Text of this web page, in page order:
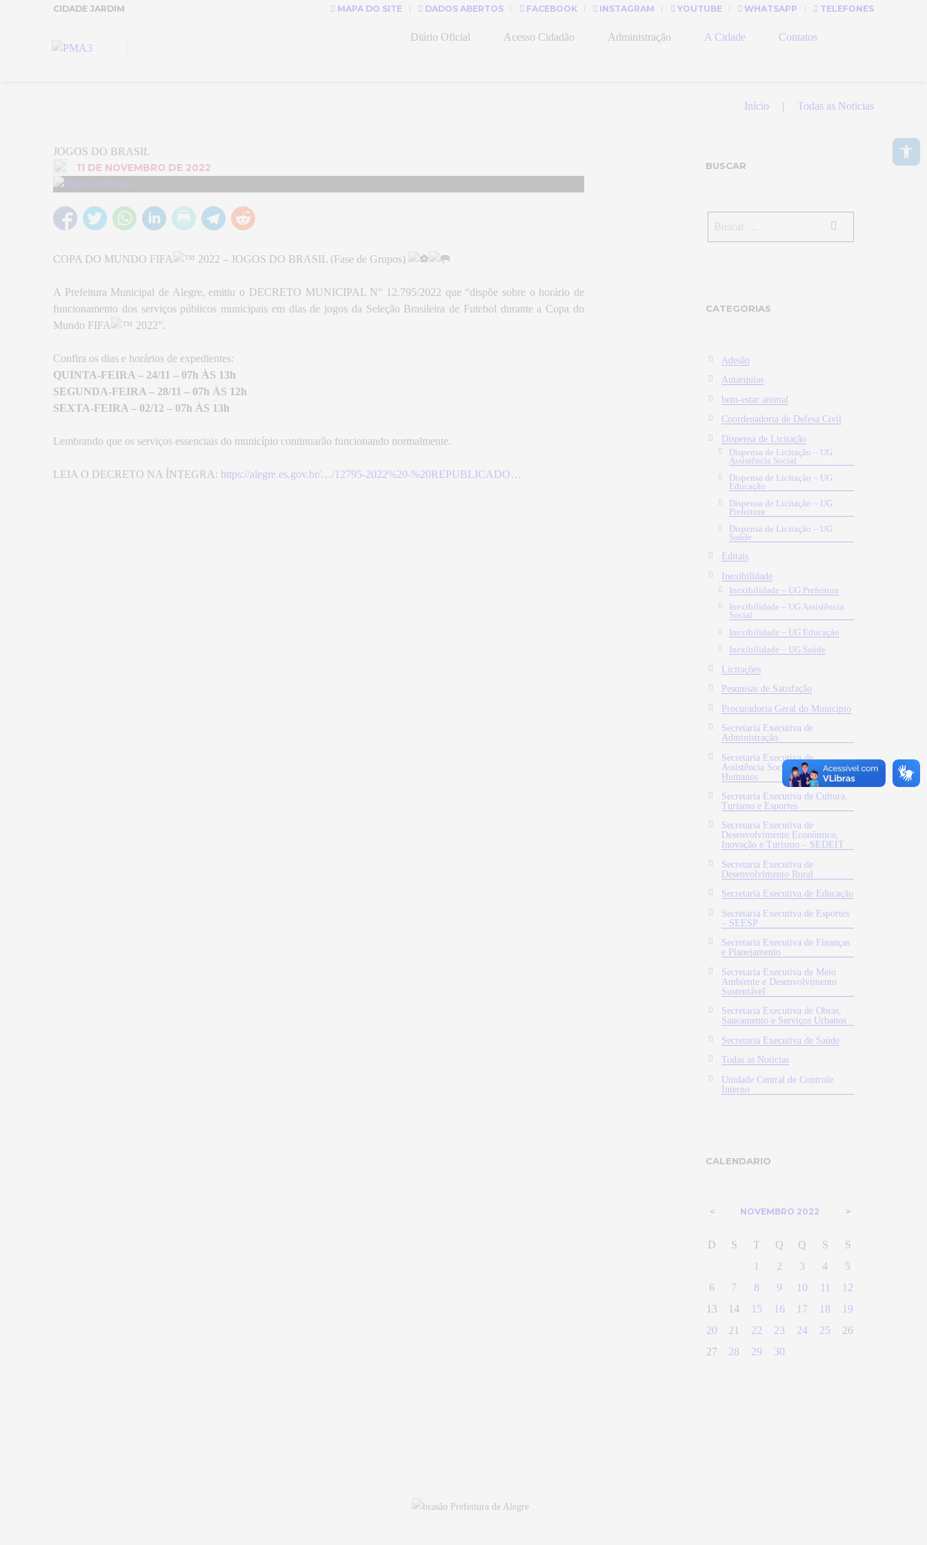
CIDADE JARDIM MAPA DO SITE DADOS ABERTOS FACEBOOK INSTAGRAM YOUTUBE WHATSAPP TELEFONES
Diário Oficial Acesso Cidadão Administração A Cidade Contatos
Início Todas as Noticias
JOGOS DO BRASIL
11 DE NOVEMBRO DE 2022
COPA DO MUNDO FIFA 2022 – JOGOS DO BRASIL (Fase de Grupos)
A Prefeitura Municipal de Alegre, emitiu o DECRETO MUNICIPAL N° 12.795/2022 que “dispõe sobre o horário de
funcionamento dos serviços públicos municipais em dias de jogos da Seleção Brasileira de Futebol durante a Copa do
Mundo FIFA
2022”.
Confira os dias e horários de expedientes:
QUINTA-FEIRA – 24/11 – 07h ÀS 13h
SEGUNDA-FEIRA – 28/11 – 07h ÀS 12h
SEXTA-FEIRA – 02/12 – 07h ÀS 13h
Lembrando que os serviços essenciais do município continuarão funcionando normalmente.
LEIA O DECRETO NA ÍNTEGRA: https://alegre.es.gov.br/…/12795-2022%20-%20REPUBLICADO…
BUSCAR
CATEGORIAS
Adesão
Autarquias
bem-estar animal
Coordenadoria de Defesa Civil
Dispensa de Licitação
Dispensa de Licitação – UG
Assistência Social
Dispensa de Licitação – UG
Educação
Dispensa de Licitação – UG
Prefeitura
Dispensa de Licitação – UG
Saúde
Editais
Inexibilidade
Inexibilidade – UG Prefeitura
Inexibilidade – UG Assistência
Social
Inexibilidade – UG Educação
Inexibilidade – UG Saúde
Licitações
Pesquisas de Satisfação
Procuradoria Geral do Município
Secretaria Executiva de
Administração
Secretaria Executiva de
Assistência Social e Direitos
Humanos
Secretaria Executiva de Cultura,
Turismo e Esportes
Secretaria Executiva de
Desenvolvimento Econômico,
Inovação e Turismo – SEDEIT
Secretaria Executiva de
Desenvolvimento Rural
Secretaria Executiva de Educação
Secretaria Executiva de Esportes
– SEESP
Secretaria Executiva de Finanças
e Planejamento
Secretaria Executiva de Meio
Ambiente e Desenvolvimento
Sustentável
Secretaria Executiva de Obras,
Saneamento e Serviços Urbanos
Secretaria Executiva de Saúde
Todas as Noticias
Unidade Central de Controle
Interno
CALENDARIO
NOVEMBRO 2022
D S T Q Q S
S
1
2 3 4
5
6
7 8 9 10 11
12
13
14 15 16 17 18
19
20
21 22 23 24 25
26
27
28 29 30
Abrir a barra de ferramentas